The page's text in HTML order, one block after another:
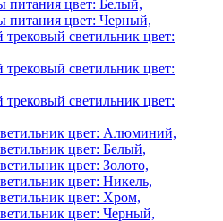
питания цвет: Белый,
питания цвет: Черный,
светильник цвет:
светильник цвет:
светильник цвет:
цвет: Алюминий,
цвет: Белый,
цвет: Золото,
цвет: Никель,
цвет: Хром,
цвет: Черный,